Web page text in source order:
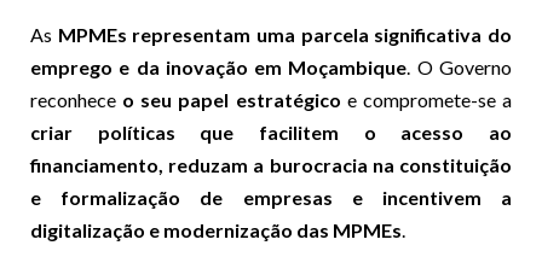
As MPMEs representam uma parcela significativa do
emprego e da inovação em Moçambique. O Governo
reconhece o seu papel estratégico e compromete-se a
criar políticas que facilitem o acesso ao
financiamento, reduzam a burocracia na constituição
e formalização de empresas e incentivem a
digitalização e modernização das MPMEs.